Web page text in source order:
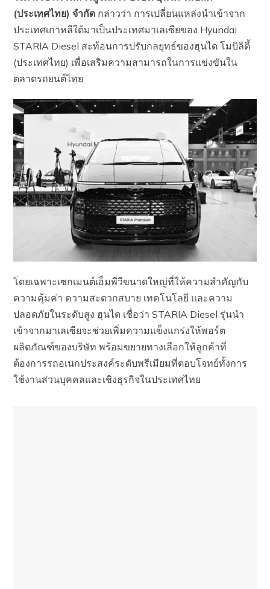
(ประเทศไทย) จำกัด กล่าวว่า การเปลี่ยนแหล่งนำเข้าจาก
ประเทศเกาหลีใต้มาเป็นประเทศมาเลเซียของ Hyundai
STARIA Diesel สะท้อนการปรับกลยุทธ์ของฮุนได โมบิลิตี้
(ประเทศไทย) เพื่อเสริมความสามารถในการแข่งขันใน
ตลาดรถยนต์ไทย
โดยเฉพาะเซกเมนต์เอ็มพีวีขนาดใหญ่ที่ให้ความสำคัญกับ
ความคุ้มค่า ความสะดวกสบาย เทคโนโลยี และความ
ปลอดภัยในระดับสูง ฮุนได เชื่อว่า STARIA Diesel รุ่นนำ
เข้าจากมาเลเซียจะช่วยเพิ่มความแข็งแกร่งให้พอร์ต
ผลิตภัณฑ์ของบริษัท พร้อมขยายทางเลือกให้ลูกค้าที่
ต้องการรถอเนกประสงค์ระดับพรีเมียมที่ตอบโจทย์ทั้งการ
ใช้งานส่วนบุคคลและเชิงธุรกิจในประเทศไทย